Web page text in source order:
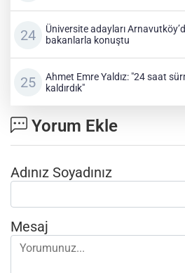
Üniversite adayları
bakanlarla konuştu
Ahmet Emre Yaldız: "24 saat
kaldırdık"
Yorum Ekle
Adınız Soyadınız
Mesaj